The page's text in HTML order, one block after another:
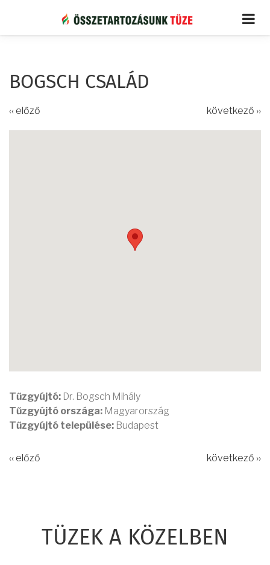
tartalomra
BOGSCH CSALÁD
‹‹ előző következő ››
Tűzgyújtó: Dr. Bogsch Mihály
Tűzgyújtó országa: Magyarország
Tűzgyújtó települése: Budapest
‹‹ előző következő ››
TÜZEK A KÖZELBEN